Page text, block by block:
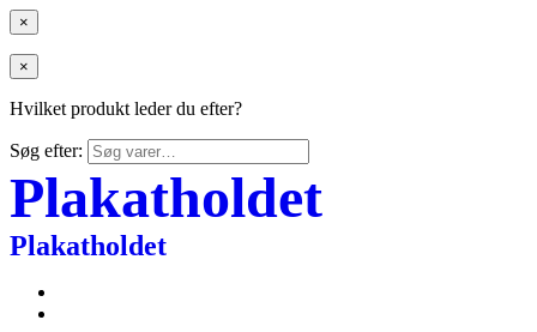
×
×
Hvilket produkt leder du efter?
Søg efter:
Plakatholdet
Plakatholdet